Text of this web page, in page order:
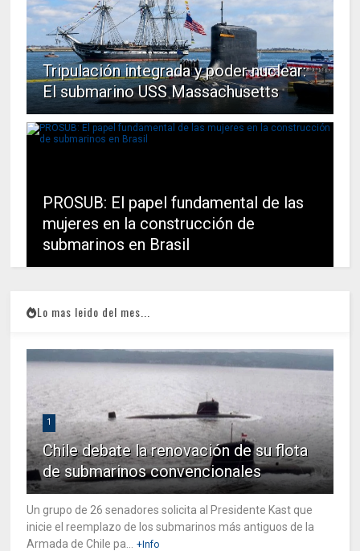
Tripulación integrada y poder nuclear:
El submarino USS Massachusetts
PROSUB: El papel fundamental de las
mujeres en la construcción de
submarinos en Brasil
Lo mas leido del mes...
1
Chile debate la renovación de su flota
de submarinos convencionales
Un grupo de 26 senadores solicita al Presidente Kast que
inicie el reemplazo de los submarinos más antiguos de la
Armada de Chile pa...
+Info